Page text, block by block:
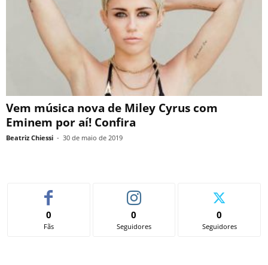
Vem música nova de Miley Cyrus com
Eminem por aí! Confira
Beatriz Chiessi - 30 de maio de 2019
0
Fãs
0
Seguidores
0
Seguidores